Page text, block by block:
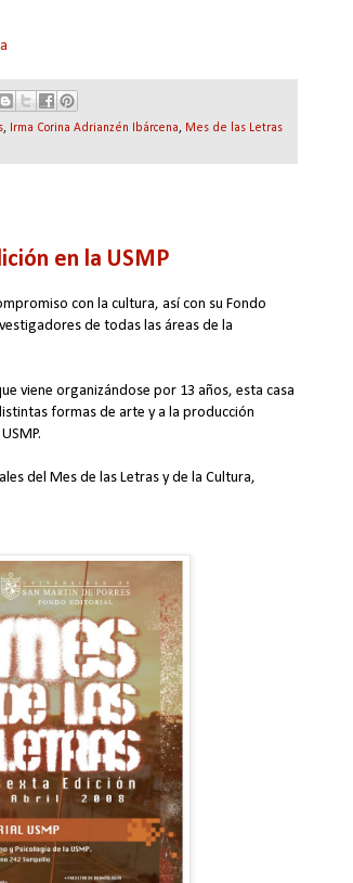
, Irma Corina Adrianzén Ibárcena, Mes de las Letras
en la USMP
con la cultura, así con su Fondo
de todas las áreas de la
viene organizándose por 13 años, esta casa
formas de arte y a la producción
del Mes de las Letras y de la Cultura,